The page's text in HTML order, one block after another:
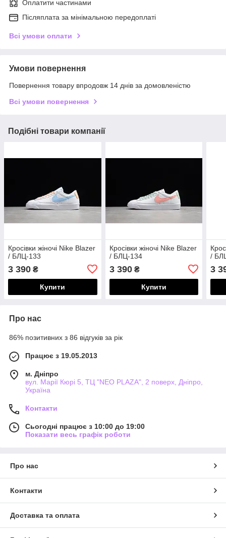
Оплатити частинами
Післяплата за мінімальною передоплаті
Всі умови оплати
Умови повернення
Повернення товару впродовж 14 днів за домовленістю
Всі умови повернення
Подібні товари компанії
Кросівки жіночі Nike Blazer
/ БЛЦ-133
3 390 ₴
Купити
Кросівки жіночі Nike Blazer
/ БЛЦ-134
3 390₴
Купити
/
3
Про нас
86% позитивних з 86 відгуків за рік
Працює з 19.05.2013
м. Дніпро
вул. Марії Кюрі 5, ТЦ "NEO PLAZA", 2 поверх, Дніпро,
Україна
Контакти
Сьогодні працює з 10:00 до 19:00
Показати весь графік роботи
Про нас
Контакти
Доставка та оплата